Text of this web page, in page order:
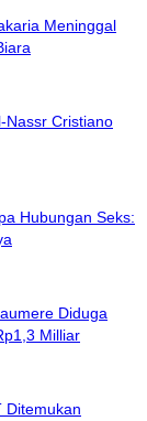
Meninggal
Nassr Cristiano
Hubungan Seks:
Diduga
Milliar
Ditemukan